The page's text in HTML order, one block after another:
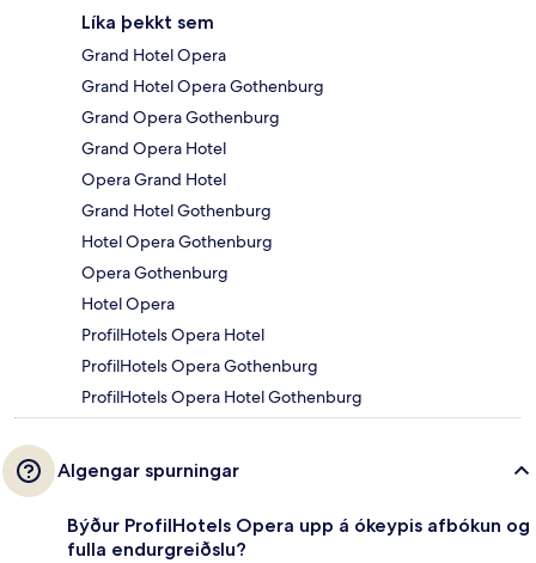
Líka þekkt sem
Grand Hotel Opera
Grand Hotel Opera Gothenburg
Grand Opera Gothenburg
Grand Opera Hotel
Opera Grand Hotel
Grand Hotel Gothenburg
Hotel Opera Gothenburg
Opera Gothenburg
Hotel Opera
ProfilHotels Opera Hotel
ProfilHotels Opera Gothenburg
ProfilHotels Opera Hotel Gothenburg
Algengar spurningar
Býður ProfilHotels Opera upp á ókeypis afbókun og
fulla endurgreiðslu?